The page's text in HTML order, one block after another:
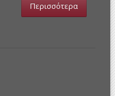
Περισσότερα